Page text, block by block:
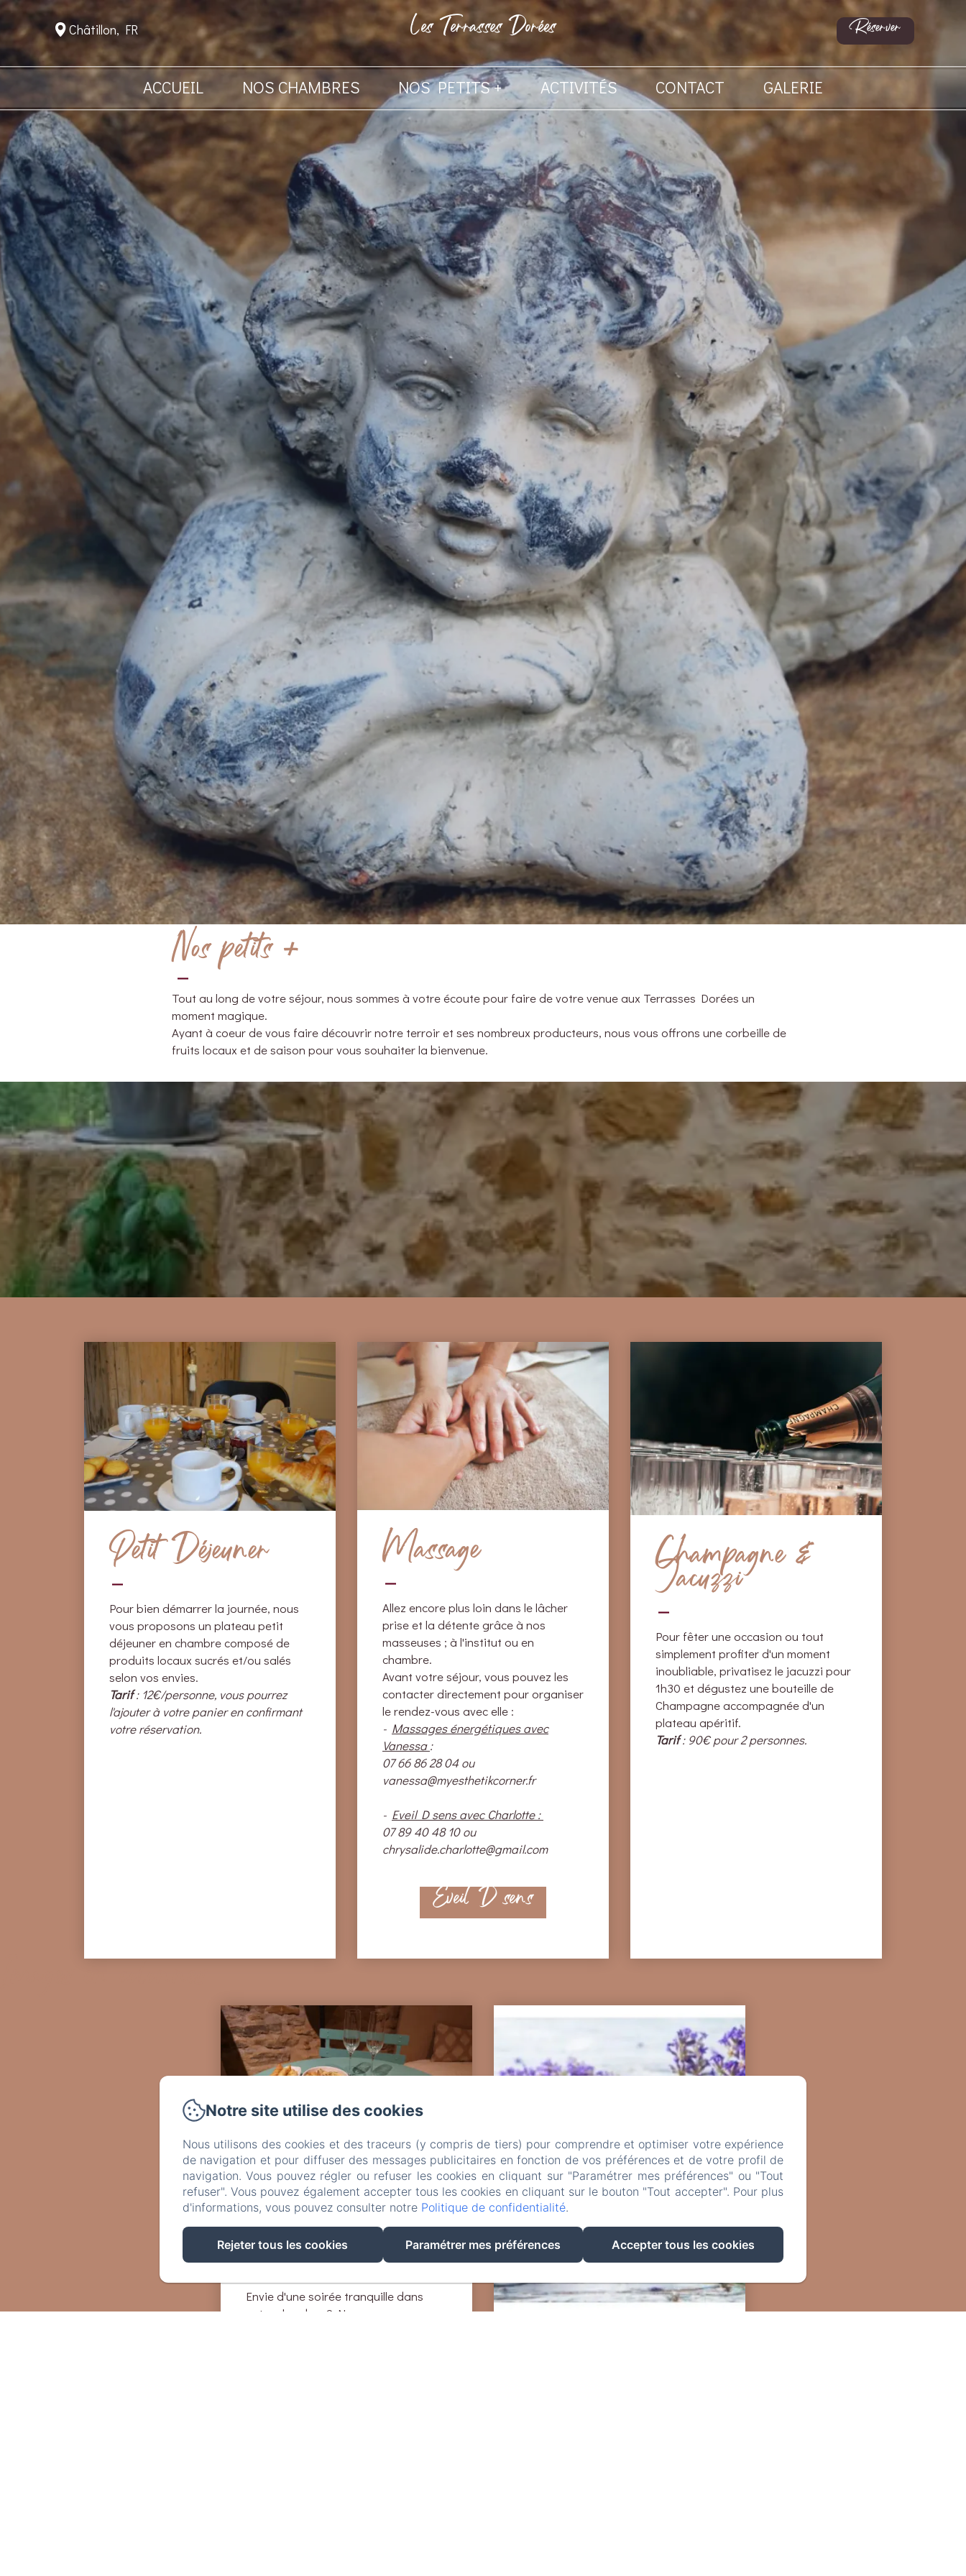
Châtillon, FR Les Terrasses Dorées Réserver
ACCUEIL NOS CHAMBRES NOS PETITS + ACTIVITÉS CONTACT GALERIE
Nos petits +
Tout au long de votre séjour, nous sommes à votre écoute pour faire de votre venue aux Terrasses Dorées un
moment magique.
Ayant à coeur de vous faire découvrir notre terroir et ses nombreux producteurs, nous vous offrons une corbeille de
fruits locaux et de saison pour vous souhaiter la bienvenue.
Petit Déjeuner
Pour bien démarrer la journée, nous
vous proposons un plateau petit
déjeuner en chambre composé de
produits locaux sucrés et/ou salés
selon vos envies.
Tarif: 12€/personne, vous pourrez
l'ajouter à votre panier en confirmant
votre réservation.
Massage
Allez encore plus loin dans le lâcher
prise et la détente grâce à nos
masseuses ; à l'institut ou en
chambre.
Avant votre séjour, vous pouvez les
contacter directement pour organiser
le rendez-vous avec elle :
- Massages énergétiques avec
Vanessa:
07 66 86 28 04 ou
vanessa@myesthetikcorner.fr
- Eveil D sens avec Charlotte :
07 89 40 48 10 ou
chrysalide.charlotte@gmail.com
Eveil D sens
Champagne &
Jacuzzi
Pour fêter une occasion ou tout
simplement profiter d'un moment
inoubliable, privatisez le jacuzzi pour
1h30 et dégustez une bouteille de
Champagne accompagnée d'un
plateau apéritif.
Tarif: 90€ pour 2 personnes.
Plateau apéro
maison
Envie d'une soirée tranquille dans
votre chambre ? Nous vous
Notre site utilise des cookies
Nous utilisons des cookies et des traceurs (y compris de tiers) pour comprendre et optimiser votre expérience
de navigation et pour diffuser des messages publicitaires en fonction de vos préférences et de votre profil de
navigation. Vous pouvez régler ou refuser les cookies en cliquant sur "Paramétrer mes préférences" ou "Tout
refuser". Vous pouvez également accepter tous les cookies en cliquant sur le bouton "Tout accepter". Pour plus
d'informations, vous pouvez consulter notre Politique de confidentialité.
Rejeter tous les cookies Paramétrer mes préférences Accepter tous les cookies